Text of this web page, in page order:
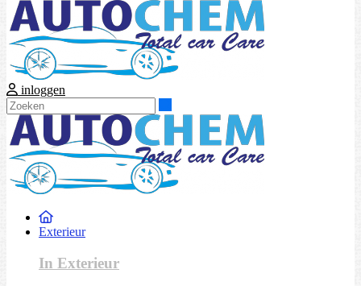
inloggen
Exterieur
In Exterieur